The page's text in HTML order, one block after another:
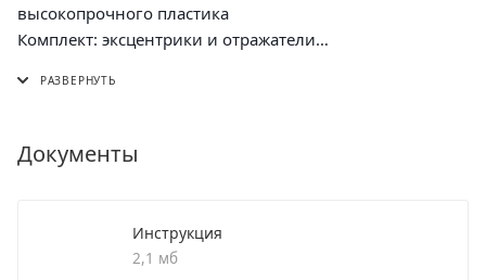
высокопрочного пластика
Комплект: эксцентрики и отражатели
Картридж:35mm
Документы
Инструкция
2,1 мб